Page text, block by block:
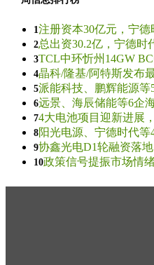
1注册资本30亿元，宁
2总出资30.2亿，宁德时
3TCL中环忻州14GW
4晶科/隆基/阿特斯发布
5派能科技、鹏辉能源等
6远景、海辰储能等6企
74大电池项目迎新进展
8阳光电源、宁德时代
9协鑫光电D1轮融资落
10政策信号提振市场情